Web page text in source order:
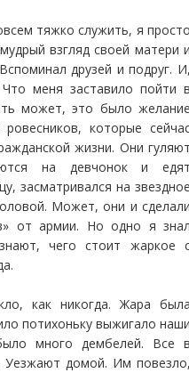
тяжко служить, я
взгляд своей матери
друзей и подруг.
меня заставило пойти
может, это было
которые
жизни. Они
на девчонок и
засматривался на
Может, они и
от армии. Но одно я
чего стоит жаркое
как никогда. Жара
потихоньку выжигало
много дембелей. Все
Уезжают домой. Им